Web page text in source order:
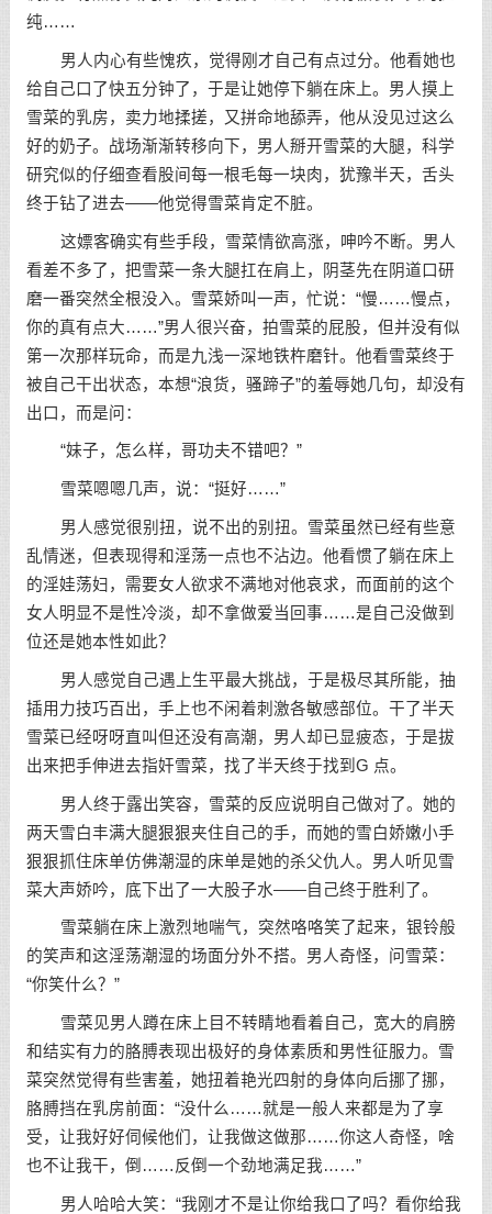
纯……
男人内心有些愧疚，觉得刚才自己有点过分。他看她也
给自己口了快五分钟了，于是让她停下躺在床上。男人摸上
雪菜的乳房，卖力地揉搓，又拼命地舔弄，他从没见过这么
好的奶子。战场渐渐转移向下，男人掰开雪菜的大腿，科学
研究似的仔细查看股间每一根毛每一块肉，犹豫半天，舌头
终于钻了进去——他觉得雪菜肯定不脏。
这嫖客确实有些手段，雪菜情欲高涨，呻吟不断。男人
看差不多了，把雪菜一条大腿扛在肩上，阴茎先在阴道口研
磨一番突然全根没入。雪菜娇叫一声，忙说：“慢……慢点，
你的真有点大……”男人很兴奋，拍雪菜的屁股，但并没有似
第一次那样玩命，而是九浅一深地铁杵磨针。他看雪菜终于
被自己干出状态，本想“浪货，骚蹄子”的羞辱她几句，却没有
出口，而是问：
“妹子，怎么样，哥功夫不错吧？”
雪菜嗯嗯几声，说：“挺好……”
男人感觉很别扭，说不出的别扭。雪菜虽然已经有些意
乱情迷，但表现得和淫荡一点也不沾边。他看惯了躺在床上
的淫娃荡妇，需要女人欲求不满地对他哀求，而面前的这个
女人明显不是性冷淡，却不拿做爱当回事……是自己没做到
位还是她本性如此？
男人感觉自己遇上生平最大挑战，于是极尽其所能，抽
插用力技巧百出，手上也不闲着刺激各敏感部位。干了半天
雪菜已经呀呀直叫但还没有高潮，男人却已显疲态，于是拔
出来把手伸进去指奸雪菜，找了半天终于找到G 点。
男人终于露出笑容，雪菜的反应说明自己做对了。她的
两天雪白丰满大腿狠狠夹住自己的手，而她的雪白娇嫩小手
狠狠抓住床单仿佛潮湿的床单是她的杀父仇人。男人听见雪
菜大声娇吟，底下出了一大股子水——自己终于胜利了。
雪菜躺在床上激烈地喘气，突然咯咯笑了起来，银铃般
的笑声和这淫荡潮湿的场面分外不搭。男人奇怪，问雪菜：
“你笑什么？”
雪菜见男人蹲在床上目不转睛地看着自己，宽大的肩膀
和结实有力的胳膊表现出极好的身体素质和男性征服力。雪
菜突然觉得有些害羞，她扭着艳光四射的身体向后挪了挪，
胳膊挡在乳房前面：“没什么……就是一般人来都是为了享
受，让我好好伺候他们，让我做这做那……你这人奇怪，啥
也不让我干，倒……反倒一个劲地满足我……”
男人哈哈大笑：“我刚才不是让你给我口了吗？看你给我